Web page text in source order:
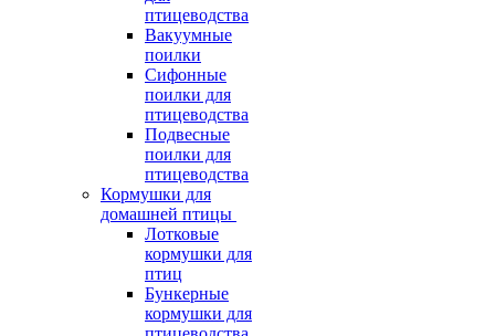
птицеводства
Вакуумные
поилки
Сифонные
поилки для
птицеводства
Подвесные
поилки для
птицеводства
Кормушки для
домашней птицы
Лотковые
кормушки для
птиц
Бункерные
кормушки для